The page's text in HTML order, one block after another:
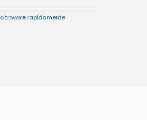
trovare rapidamente